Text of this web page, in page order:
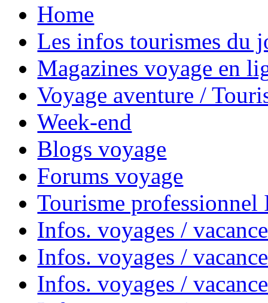
Home
Les infos tourismes du
Magazines voyage en
Voyage aventure /
Week-end
Blogs voyage
Forums voyage
Tourisme
Infos. voyages /
Infos. voyages /
Infos. voyages /